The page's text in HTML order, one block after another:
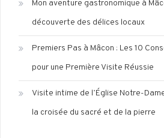
Mon aventure gastronomique à
découverte des délices locaux
Premiers Pas à Mâcon : Les 10
pour une Première Visite Réussie
Visite intime de l’Église Notre-
la croisée du sacré et de la pierre